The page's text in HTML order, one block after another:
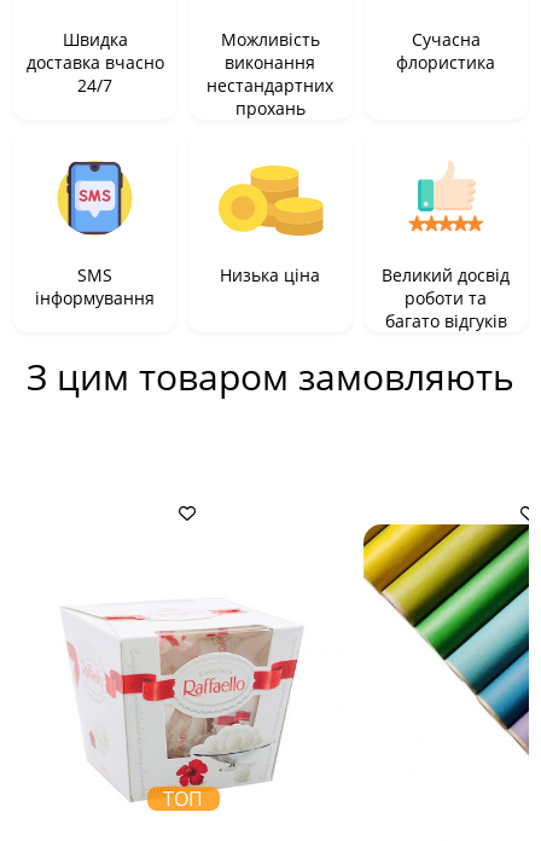
Швидка
доставка вчасно
24/7
Можливість
виконання
нестандартних
прохань
Сучасна
флористика
SMS
інформування
Низька ціна
Великий досвід
роботи та
багато відгуків
З цим товаром замовляють
ТОП